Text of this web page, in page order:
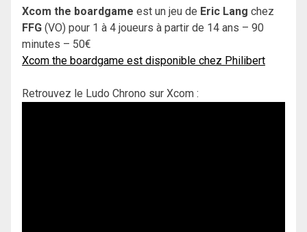
Xcom the boardgame est un jeu de Eric Lang chez
FFG (VO) pour 1 à 4 joueurs à partir de 14 ans – 90
minutes – 50€
Xcom the boardgame est disponible chez Philibert
Retrouvez le Ludo Chrono sur Xcom :